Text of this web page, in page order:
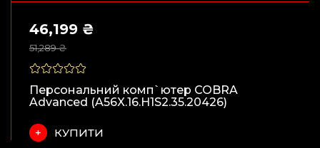
51,289 ₴
46,199 ₴
Персональний комп`ютер COBRA
Advanced (A56X.16.H1S2.35.20426)
КУПИТИ